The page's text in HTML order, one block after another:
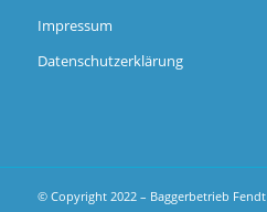
Impressum
Datenschutzerklärung
© Copyright 2022 – Baggerbetrieb Fendt